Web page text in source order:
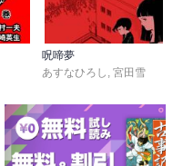
呪啼夢
あすなひろし 宮田雪